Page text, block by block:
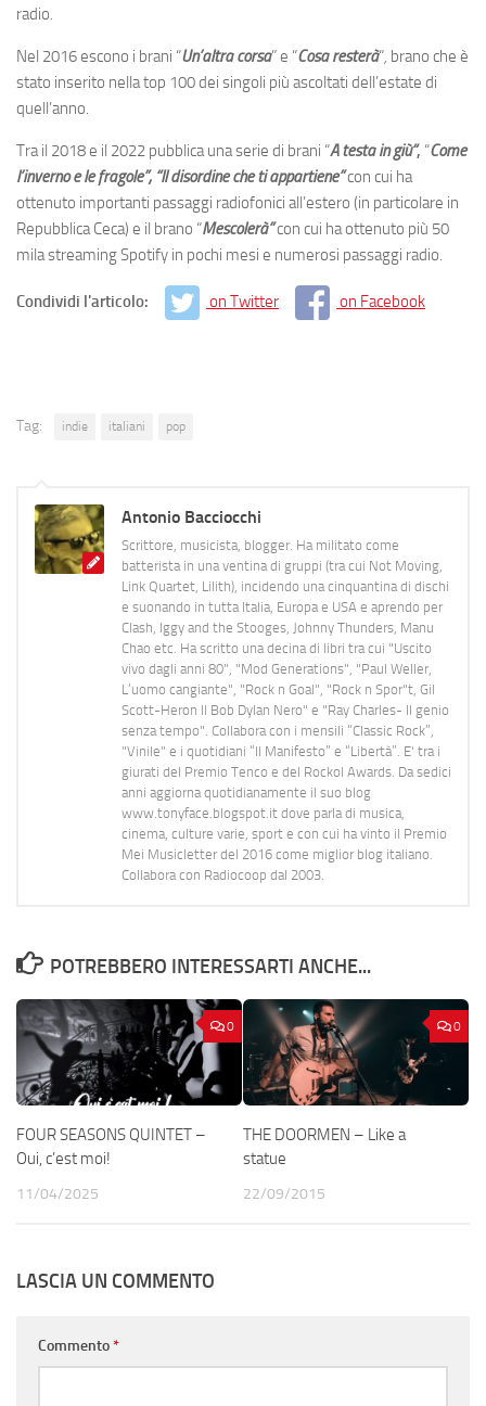
radio.
Nel 2016 escono i brani “Un’altra corsa” e “Cosa resterà“, brano che è
stato inserito nella top 100 dei singoli più ascoltati dell’estate di
quell’anno.
Tra il 2018 e il 2022 pubblica una serie di brani “A testa in giù“, “Come
l’inverno e le fragole”, “Il disordine che ti appartiene”con cui ha
ottenuto importanti passaggi radiofonici all’estero (in particolare in
Repubblica Ceca) e il brano “Mescolerà”con cui ha ottenuto più 50
mila streaming Spotify in pochi mesi e numerosi passaggi radio.
Condividi l'articolo: on Twitter on Facebook
Tag: indie italiani pop
Antonio Bacciocchi
Scrittore, musicista, blogger. Ha militato come
batterista in una ventina di gruppi (tra cui Not Moving,
Link Quartet, Lilith), incidendo una cinquantina di dischi
e suonando in tutta Italia, Europa e USA e aprendo per
Clash, Iggy and the Stooges, Johnny Thunders, Manu
Chao etc. Ha scritto una decina di libri tra cui "Uscito
vivo dagli anni 80", "Mod Generations", "Paul Weller,
L’uomo cangiante", "Rock n Goal", "Rock n Spor"t, Gil
Scott-Heron Il Bob Dylan Nero" e "Ray Charles- Il genio
senza tempo". Collabora con i mensili “Classic Rock”,
"Vinile" e i quotidiani “Il Manifesto” e “Libertà”. E' tra i
giurati del Premio Tenco e del Rockol Awards. Da sedici
anni aggiorna quotidianamente il suo blog
www.tonyface.blogspot.it dove parla di musica,
cinema, culture varie, sport e con cui ha vinto il Premio
Mei Musicletter del 2016 come miglior blog italiano.
Collabora con Radiocoop dal 2003.
POTREBBERO INTERESSARTI ANCHE...
0
FOUR SEASONS QUINTET –
Oui, c’est moi!
11/04/2025
0
THE DOORMEN – Like a
statue
22/09/2015
LASCIA UN COMMENTO
Commento*